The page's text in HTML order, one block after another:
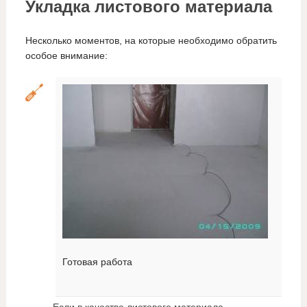
Укладка листового материала
Несколько моментов, на которые необходимо обратить
особое внимание:
Готовая работа